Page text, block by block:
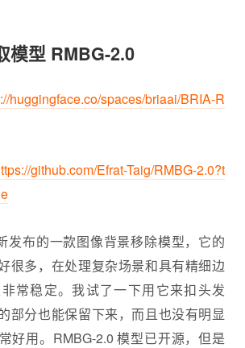
模型 RMBG-2.0
huggingface.co/spaces/briaai/BRIA-R
github.com/Efrat-Taig/RMBG-2.0?t
发布的一款图像背景移除模型，它的
很多，在处理复杂场景和具有精细边
常稳定。我试了一下用它来扣头发
部分也能保留下来，而且也没有明显
好用。RMBG-2.0 模型已开源，但是